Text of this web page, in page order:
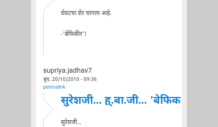
शेवटचा शेर चांगला आहे.
-'बेफिकीर'!
supriya.jadhav7
बुध, 20/10/2010 - 09:36
permalink
सुरेशजी... ह्.बा.जी... 'बेफिक
सुरेशजी...